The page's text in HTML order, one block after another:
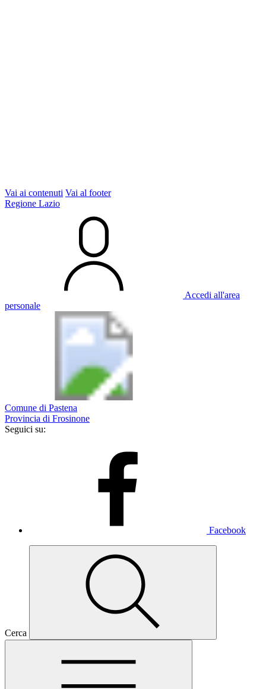
Vai ai contenuti Vai al footer
Regione Lazio
Accedi all'area
personale
Comune di Pastena
Provincia di Frosinone
Seguici su:
Facebook
Cerca